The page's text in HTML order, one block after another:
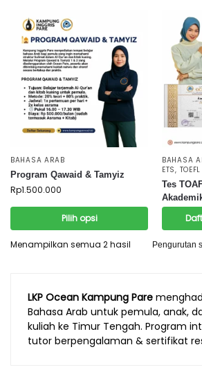
BAHASA ARAB
Program Qawaid & Tamyiz
Rp1.500.000
Pilih opsi
BAHASA
ETS,
Tes
Menampilkan semua 2 hasil
LKP Ocean Kampung Pare
Bahasa Arab untuk pemula, anak,
kuliah ke Timur Tengah. Program
tutor berpengalaman & sertifikat